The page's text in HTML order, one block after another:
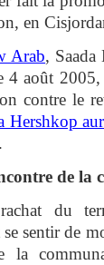
en
Arab, Saada
4 août
contre le
Hershkop
de
du
sentir de